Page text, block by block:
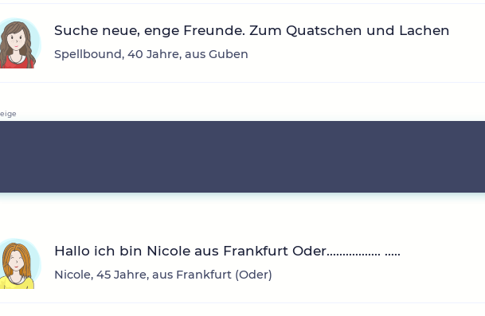
Suche neue, enge Freunde. Zum Quatschen und Lachen
Spellbound, 40 Jahre, aus Guben
Hallo ich bin Nicole aus Frankfurt Oder................. .....
Nicole, 45 Jahre, aus Frankfurt (Oder)